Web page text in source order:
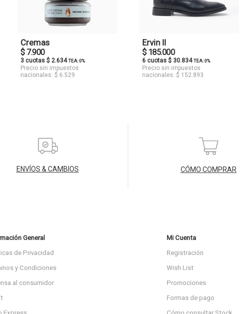
Cremas
$ 7.900
3 cuotas $ 2.634TEA: 0%
Precio sin impuestos
nacionales: $ 6.529
Ervin II
$ 185.000
6 cuotas $ 30.834TEA: 0%
Precio sin impuestos
nacionales: $ 152.893
ENVÍOS & CAMBIOS CÓMO COMPRAR
General
de Privacidad
y Condiciones
al consumidor
Mi Cuenta
Registración
Wish List
Promociones
Formas de pago